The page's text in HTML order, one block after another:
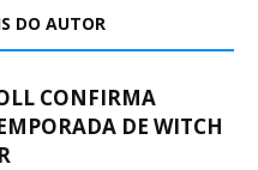
DO AUTOR
CONFIRMA
DE WITCH